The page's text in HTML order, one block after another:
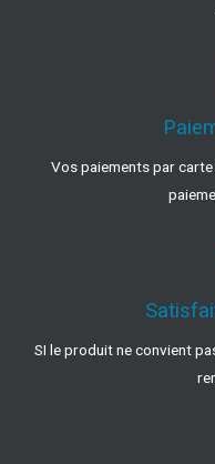
Vos paiements par
SI le produit ne convient